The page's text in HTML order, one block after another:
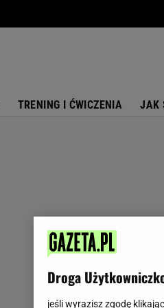
TRENING I ĆWICZENIA JAK
Droga
jeśli wyrazisz zgodę